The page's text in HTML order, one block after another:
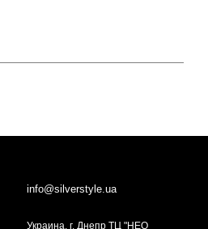
info@silverstyle.ua
Украина, г. Днепр ТЦ "НЕО